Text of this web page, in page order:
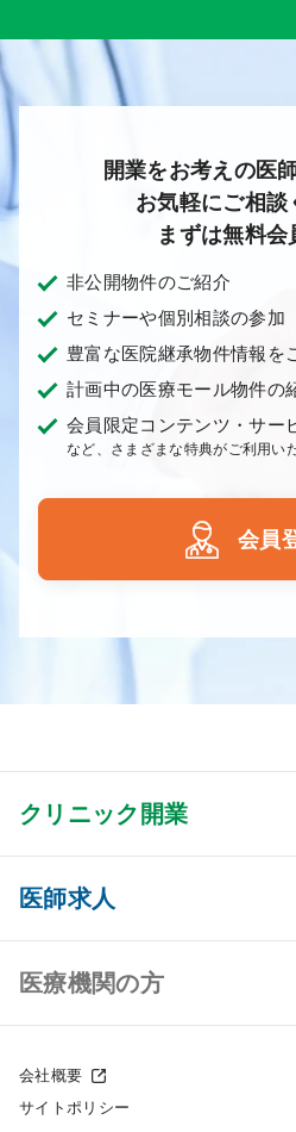
開業をお考えの医
お気軽にご相談
まずは無料会
非公開物件のご紹介
セミナーや個別相談の参加
豊富な医院継承物件情報を
計画中の医療モール物件の
会員限定コンテンツ・サー
など、さまざまな特典がご利用い
会員
クリニック開業
クリニック開業 TOP
クリニック物件検索
クリニックの開業スタイル
医師求人
医師求人 TOP
常勤求人検索
非常勤求人検索
医療機関の方
採用をお考えの医療機関の方
会社概要
サイトポリシー